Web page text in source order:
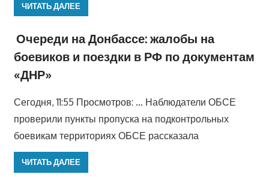
ЧИТАТЬ ДАЛЕЕ
Очереди на Донбассе: жалобы на
боевиков и поездки в РФ по документам
«ДНР»
Сегодня, 11:55 Просмотров: … Наблюдатели ОБСЕ
проверили пункты пропуска на подконтрольных
боевикам территориях ОБСЕ рассказала
ЧИТАТЬ ДАЛЕЕ